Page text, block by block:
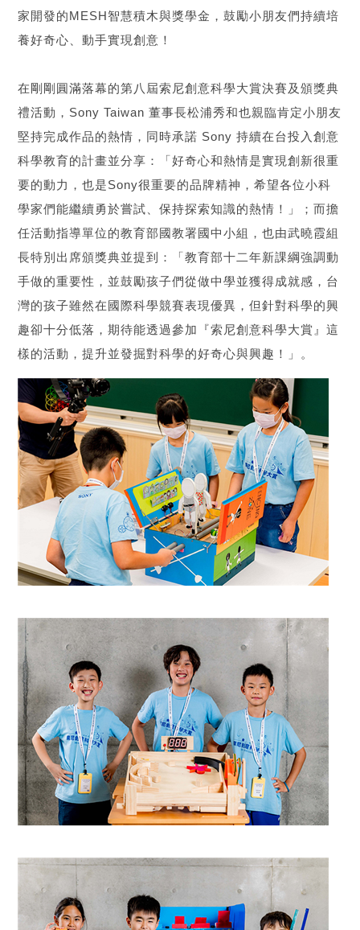
家開發的MESH智慧積木與獎學金，鼓勵小朋友們持續培
養好奇心、動手實現創意！
在剛剛圓滿落幕的第八屆索尼創意科學大賞決賽及頒獎典
禮活動，Sony Taiwan 董事長松浦秀和也親臨肯定小朋友
堅持完成作品的熱情，同時承諾 Sony 持續在台投入創意
科學教育的計畫並分享：「好奇心和熱情是實現創新很重
要的動力，也是Sony很重要的品牌精神，希望各位小科
學家們能繼續勇於嘗試、保持探索知識的熱情！」；而擔
任活動指導單位的教育部國教署國中小組，也由武曉霞組
長特別出席頒獎典並提到：「教育部十二年新課綱強調動
手做的重要性，並鼓勵孩子們從做中學並獲得成就感，台
灣的孩子雖然在國際科學競賽表現優異，但針對科學的興
趣卻十分低落，期待能透過參加『索尼創意科學大賞』這
樣的活動，提升並發掘對科學的好奇心與興趣！」。